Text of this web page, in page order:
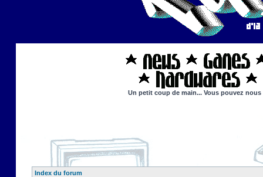
Un petit coup de main... Vous pouvez
Index du forum